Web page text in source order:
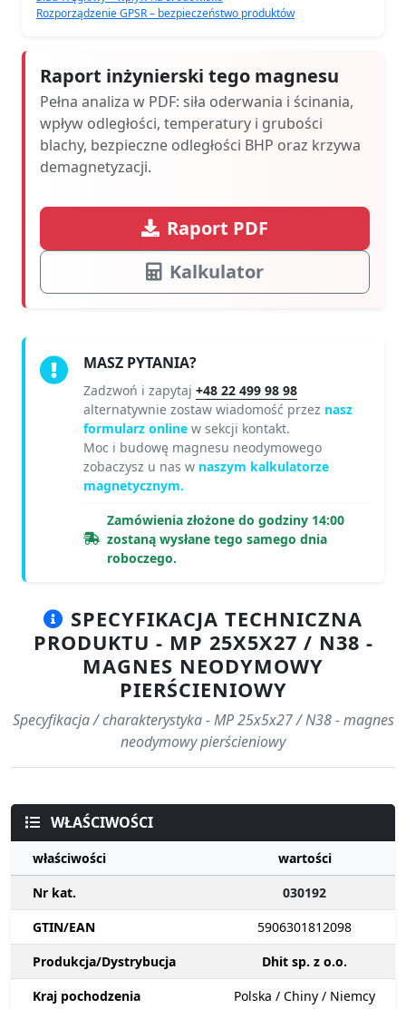
Rozporządzenie GPSR – bezpieczeństwo produktów
Raport inżynierski tego magnesu
Pełna analiza w PDF: siła oderwania i ścinania,
wpływ odległości, temperatury i grubości
blachy, bezpieczne odległości BHP oraz krzywa
demagnetyzacji.
Raport PDF
Kalkulator
MASZ PYTANIA?
Zadzwoń i zapytaj +48 22 499 98 98
alternatywnie zostaw wiadomość przez nasz
formularz online w sekcji kontakt.
Moc i budowę magnesu neodymowego
zobaczysz u nas w naszym kalkulatorze
magnetycznym.
Zamówienia złożone do godziny 14:00
zostaną wysłane tego samego dnia
roboczego.
SPECYFIKACJA TECHNICZNA
PRODUKTU - MP 25X5X27 / N38 -
MAGNES NEODYMOWY
PIERŚCIENIOWY
Specyfikacja / charakterystyka - MP 25x5x27 / N38 - magnes
neodymowy pierścieniowy
WŁAŚCIWOŚCI
właściwości
wartości
Nr kat.
030192
GTIN/EAN
5906301812098
Produkcja/Dystrybucja
Dhit sp. z o.o.
Kraj pochodzenia
Polska / Chiny / Niemcy